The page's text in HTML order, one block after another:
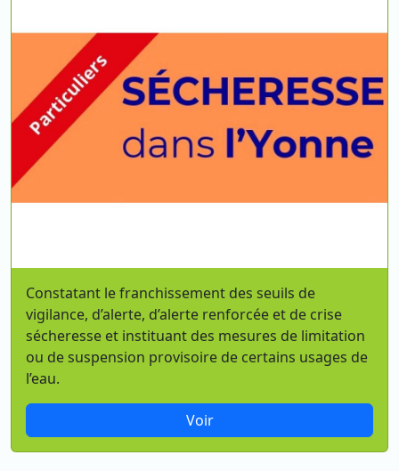
Constatant le franchissement des seuils de
vigilance, d’alerte, d’alerte renforcée et de crise
sécheresse et instituant des mesures de limitation
ou de suspension provisoire de certains usages de
l’eau.
Voir